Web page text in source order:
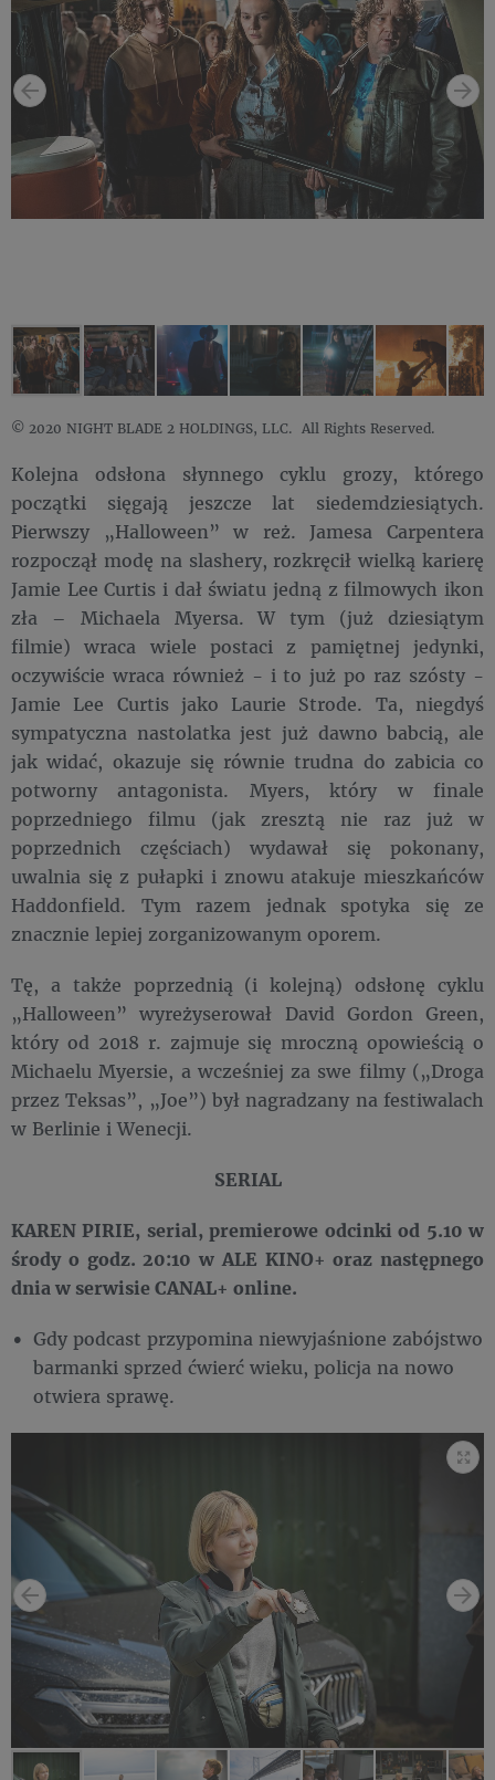
© 2020 NIGHT BLADE 2 HOLDINGS, LLC. All Rights Reserved.
Kolejna odsłona słynnego cyklu grozy, którego
początki sięgają jeszcze lat siedemdziesiątych.
Pierwszy „Halloween” w reż. Jamesa Carpentera
rozpoczął modę na slashery, rozkręcił wielką karierę
Jamie Lee Curtis i dał światu jedną z filmowych ikon
zła – Michaela Myersa. W tym (już dziesiątym
filmie) wraca wiele postaci z pamiętnej jedynki,
oczywiście wraca również - i to już po raz szósty -
Jamie Lee Curtis jako Laurie Strode. Ta, niegdyś
sympatyczna nastolatka jest już dawno babcią, ale
jak widać, okazuje się równie trudna do zabicia co
potworny antagonista. Myers, który w finale
poprzedniego filmu (jak zresztą nie raz już w
poprzednich częściach) wydawał się pokonany,
uwalnia się z pułapki i znowu atakuje mieszkańców
Haddonfield. Tym razem jednak spotyka się ze
znacznie lepiej zorganizowanym oporem.
Tę, a także poprzednią (i kolejną) odsłonę cyklu
„Halloween” wyreżyserował David Gordon Green,
który od 2018 r. zajmuje się mroczną opowieścią o
Michaelu Myersie, a wcześniej za swe filmy („Droga
przez Teksas”, „Joe”) był nagradzany na festiwalach
w Berlinie i Wenecji.
SERIAL
KAREN PIRIE, serial, premierowe odcinki od 5.10 w
środy o godz. 20:10 w ALE KINO+ oraz następnego
dnia w serwisie CANAL+ online.
Gdy podcast przypomina niewyjaśnione zabójstwo
barmanki sprzed ćwierć wieku, policja na nowo
otwiera sprawę.